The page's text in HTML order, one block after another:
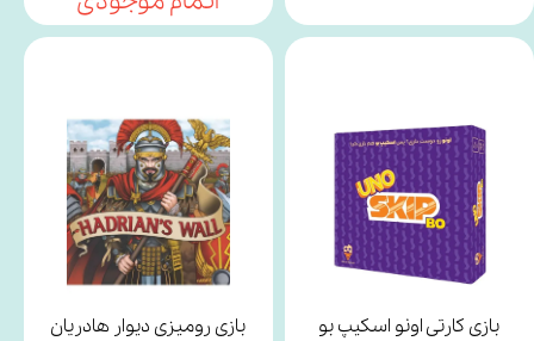
بازی کارتی اونو اسکیپ بو بازی رومیزی دیوار هادریان